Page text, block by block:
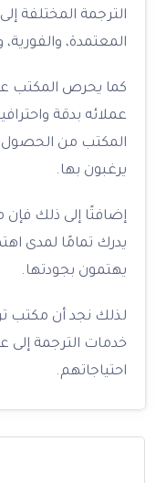
الترجمة المختلفة
المعتمدة،
كما يحرص المكتب
عملائه بدقة
المكتب من الحصول
يرغبون بها.
إضافتًا إلى ذلك فإن
يدرك تمامًا لمدى
يهتمون بجودتها.
لذلك نجد أن مكتب
خدمات الترجمة إلى
احتياجاتهم.